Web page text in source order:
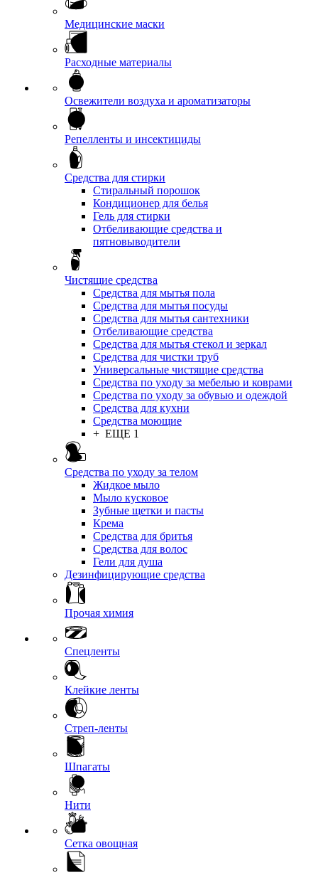
Медицинские маски
Расходные материалы
Освежители воздуха и ароматизаторы
Репелленты и инсектициды
Средства для стирки
Стиральный порошок
Кондиционер для белья
Гель для стирки
Отбеливающие средства и
пятновыводители
Чистящие средства
Средства для мытья пола
Средства для мытья посуды
Средства для мытья сантехники
Отбеливающие средства
Средства для мытья стекол и зеркал
Средства для чистки труб
Универсальные чистящие средства
Средства по уходу за мебелью и коврами
Средства по уходу за обувью и одеждой
Средства для кухни
Средства моющие
+ ЕЩЕ 1
Средства по уходу за телом
Жидкое мыло
Мыло кусковое
Зубные щетки и пасты
Крема
Средства для бритья
Средства для волос
Гели для душа
Дезинфицирующие средства
Прочая химия
Спецленты
Клейкие ленты
Стреп-ленты
Шпагаты
Нити
Сетка овощная